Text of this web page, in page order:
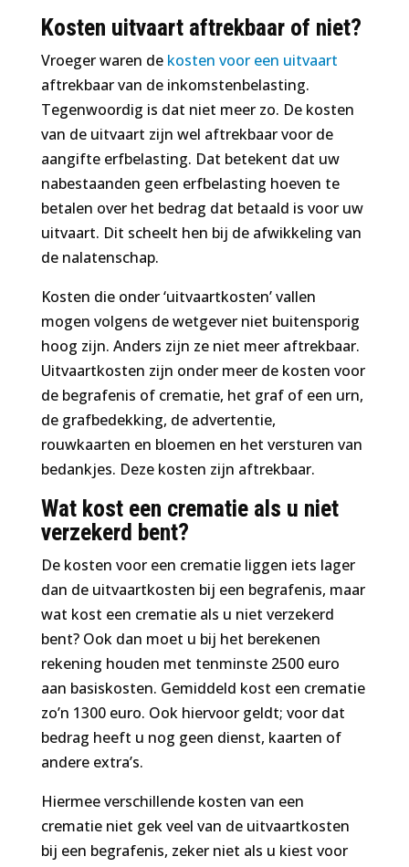
Kosten uitvaart aftrekbaar of niet?
Vroeger waren de kosten voor een uitvaart
aftrekbaar van de inkomstenbelasting.
Tegenwoordig is dat niet meer zo. De kosten
van de uitvaart zijn wel aftrekbaar voor de
aangifte erfbelasting. Dat betekent dat uw
nabestaanden geen erfbelasting hoeven te
betalen over het bedrag dat betaald is voor uw
uitvaart. Dit scheelt hen bij de afwikkeling van
de nalatenschap.
Kosten die onder ‘uitvaartkosten’ vallen
mogen volgens de wetgever niet buitensporig
hoog zijn. Anders zijn ze niet meer aftrekbaar.
Uitvaartkosten zijn onder meer de kosten voor
de begrafenis of crematie, het graf of een urn,
de grafbedekking, de advertentie,
rouwkaarten en bloemen en het versturen van
bedankjes. Deze kosten zijn aftrekbaar.
Wat kost een crematie als u niet
verzekerd bent?
De kosten voor een crematie liggen iets lager
dan de uitvaartkosten bij een begrafenis, maar
wat kost een crematie als u niet verzekerd
bent? Ook dan moet u bij het berekenen
rekening houden met tenminste 2500 euro
aan basiskosten. Gemiddeld kost een crematie
zo’n 1300 euro. Ook hiervoor geldt; voor dat
bedrag heeft u nog geen dienst, kaarten of
andere extra’s.
Hiermee verschillende kosten van een
crematie niet gek veel van de uitvaartkosten
bij een begrafenis, zeker niet als u kiest voor